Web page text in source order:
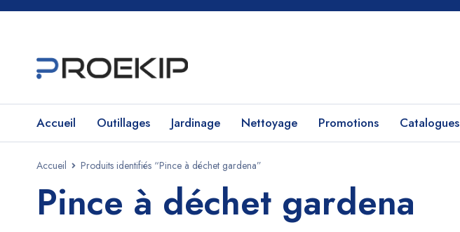
Accueil Outillages Jardinage Nettoyage Promotions Catalogues
Accueil Produits identifiés “Pince à déchet gardena”
Pince à déchet gardena